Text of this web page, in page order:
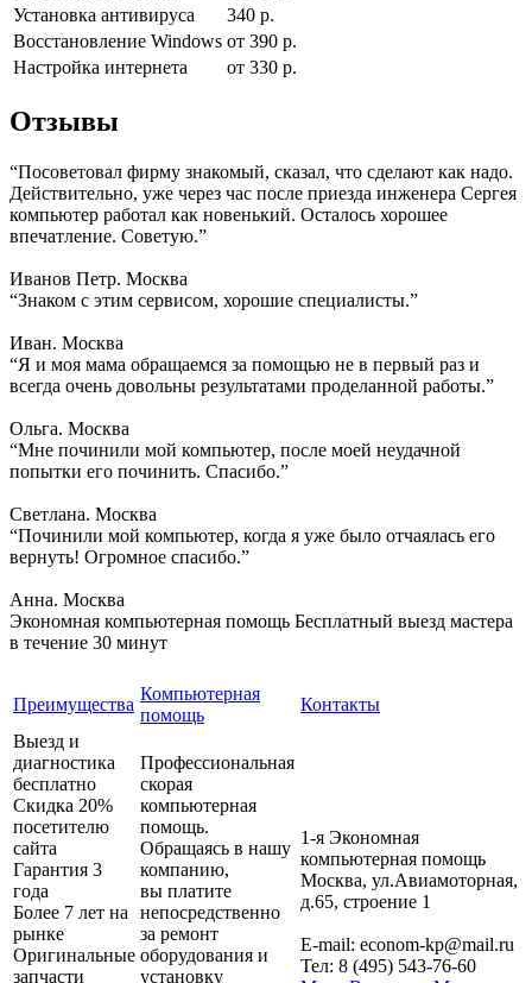
Установка антивируса
340 р.
Восстановление Windows от 390 р.
Настройка интернета
от 330 р.
Отзывы
“Посоветовал фирму знакомый, сказал, что сделают как надо.
Действительно, уже через час после приезда инженера Сергея
компьютер работал как новенький. Осталось хорошее
впечатление. Советую.”
Иванов Петр. Москва
“Знаком с этим сервисом, хорошие специалисты.”
Иван. Москва
“Я и моя мама обращаемся за помощью не в первый раз и
всегда очень довольны результатами проделанной работы.”
Ольга. Москва
“Мне починили мой компьютер, после моей неудачной
попытки его починить. Спасибо.”
Светлана. Москва
“Починили мой компьютер, когда я уже было отчаялась его
вернуть! Огромное спасибо.”
Анна. Москва
Экономная компьютерная помощь Бесплатный выезд мастера
в течение 30 минут
Преимущества
Компьютерная
помощь
Контакты
Выезд и
диагностика
бесплатно
Скидка 20%
посетителю
сайта
Гарантия 3
года
Более 7 лет на
рынке
Оригинальные
запчасти
Профессиональная
скорая
компьютерная
помощь.
Обращаясь в нашу
компанию,
вы платите
непосредственно
за ремонт
оборудования и
установку
1-я Экономная
компьютерная помощь
Москва, ул.Авиамоторная,
д.65, строение 1
E-mail: econom-kp@mail.ru
Тел: 8 (495) 543-76-60